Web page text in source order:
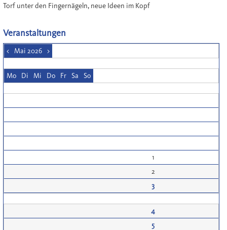
Torf unter den Fingernägeln, neue Ideen im Kopf
Veranstaltungen
< Mai 2026 >
Mo Di Mi Do Fr Sa So
1
2
3
4
5